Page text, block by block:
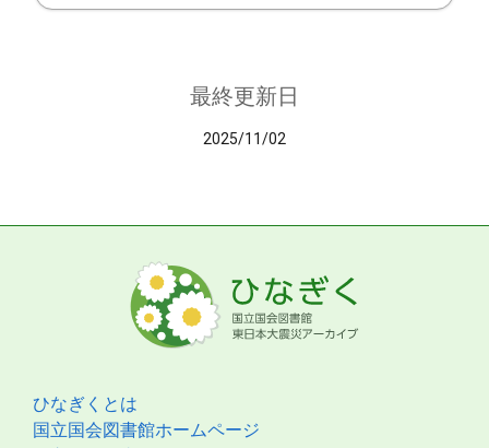
最終更新日
2025/11/02
ひなぎくとは
国立国会図書館ホームページ